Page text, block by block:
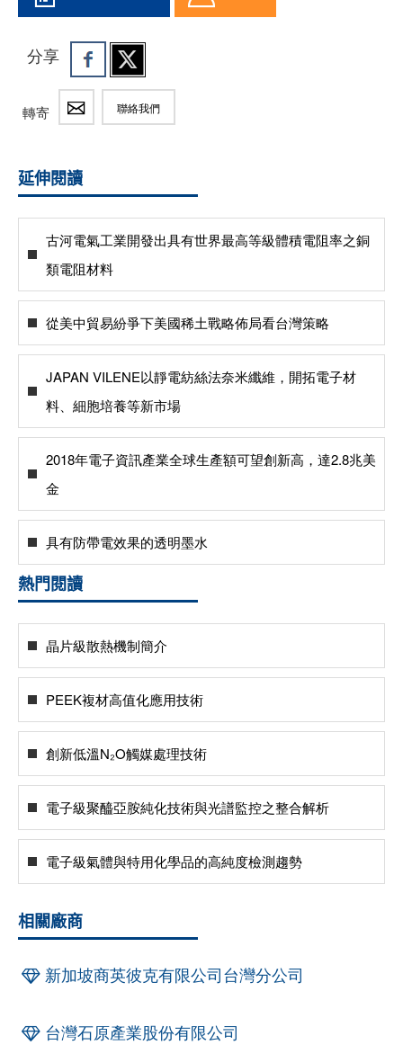
分享
轉寄 聯絡我們
延伸閱讀
古河電氣工業開發出具有世界最高等級體積電阻率之銅
類電阻材料
從美中貿易紛爭下美國稀土戰略佈局看台灣策略
JAPAN VILENE以靜電紡絲法奈米纖維，開拓電子材
料、細胞培養等新市場
2018年電子資訊產業全球生產額可望創新高，達2.8兆美
金
具有防帶電效果的透明墨水
熱門閱讀
晶片級散熱機制簡介
PEEK複材高值化應用技術
創新低溫N₂O觸媒處理技術
電子級聚醯亞胺純化技術與光譜監控之整合解析
電子級氣體與特用化學品的高純度檢測趨勢
相關廠商
新加坡商英彼克有限公司台灣分公司
台灣石原產業股份有限公司